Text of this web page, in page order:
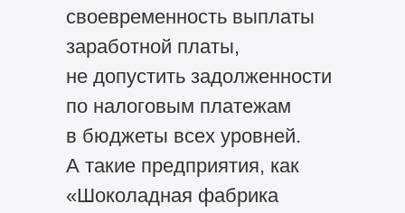
своевременность выплаты
заработной платы,
не допустить задолженности
по налоговым платежам
в бюджеты всех уровней.
А такие предприятия, как
«Шоколадная фабрика